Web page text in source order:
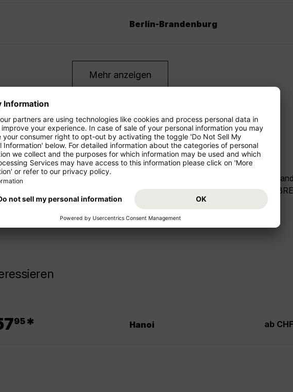
Berlin-Brandenburg
Mehr anzeigen
Urlaub!
und Mittelstrecke als
Starten Sie von Ihrem Abflugsland
Urlaub. Buchen Sie jetzt den Flug Bremen
Sie sich auf Ihr Reiseziel Malaysia!
95 * Hanoi ab CHF